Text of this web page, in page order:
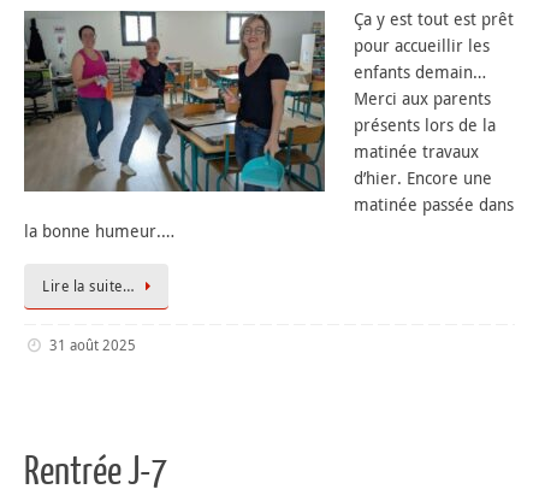
Ça y est tout est prêt
pour accueillir les
enfants demain…
Merci aux parents
présents lors de la
matinée travaux
d’hier. Encore une
matinée passée dans
la bonne humeur.…
Lire la suite…
31 août 2025
Rentrée J-7